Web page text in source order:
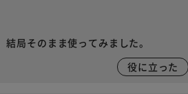
局そのまま使ってみました。
役に立った